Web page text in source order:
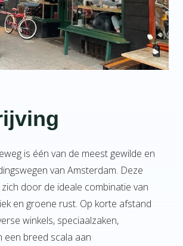
is één van de meest gewilde en
van Amsterdam. Deze
door de ideale combinatie van
en groene rust. Op korte afstand
winkels, speciaalzaken,
een breed scala aan